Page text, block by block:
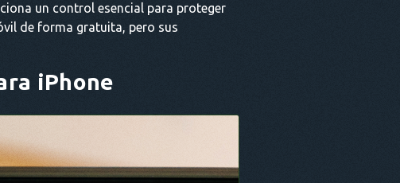
un control esencial para proteger
de forma gratuita, pero sus
iPhone